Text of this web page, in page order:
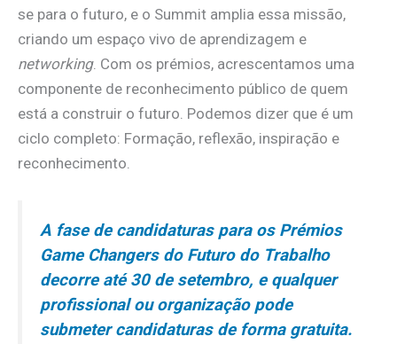
se para o futuro, e o Summit amplia essa missão,
criando um espaço vivo de aprendizagem e
networking. Com os prémios, acrescentamos uma
componente de reconhecimento público de quem
está a construir o futuro. Podemos dizer que é um
ciclo completo: Formação, reflexão, inspiração e
reconhecimento.
A fase de candidaturas para os Prémios
Game Changers do Futuro do Trabalho
decorre até 30 de setembro, e qualquer
profissional ou organização pode
submeter candidaturas de forma gratuita.